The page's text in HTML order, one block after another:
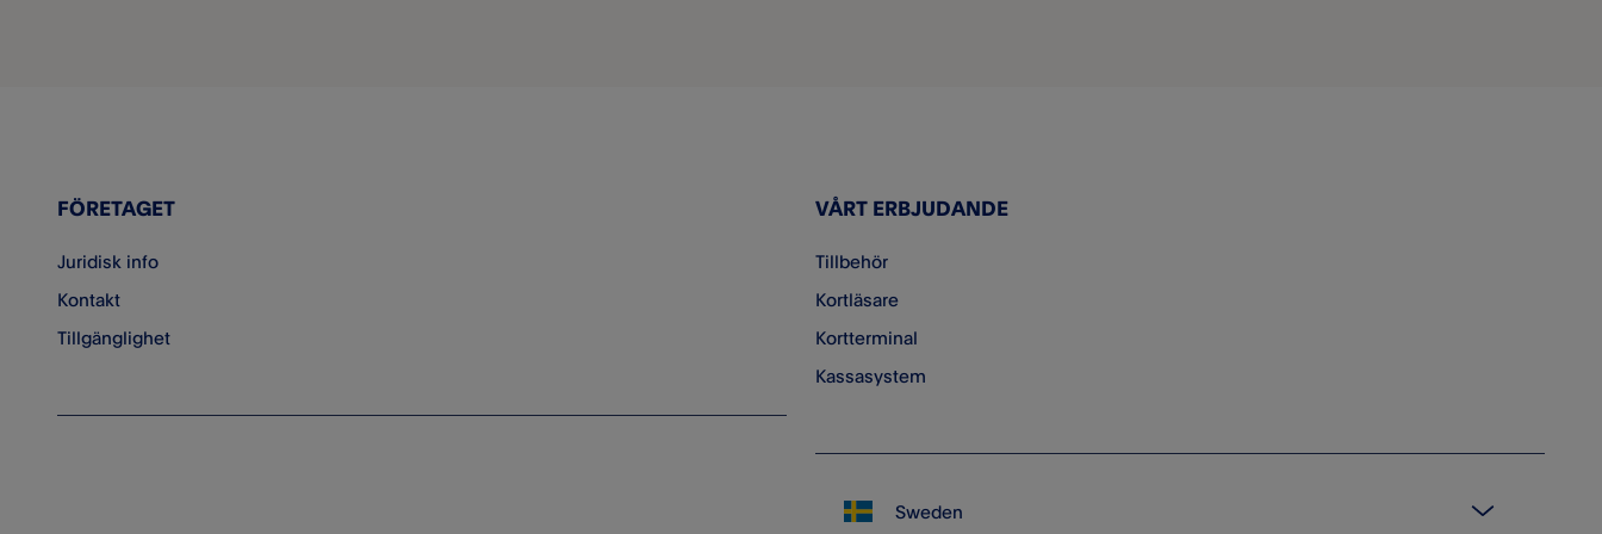
FÖRETAGET
Juridisk info
Kontakt
Tillgänglighet
VÅRT ERBJUDANDE
Tillbehör
Kortläsare
Kortterminal
Kassasystem